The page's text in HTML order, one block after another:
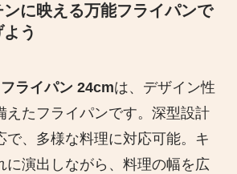
ンに映える万能フライパンで
う
ライパン 24cmは、デザイン性
えたフライパンです。​深型設計
で、多様な料理に対応可能。​キ
に演出しながら、料理の幅を広